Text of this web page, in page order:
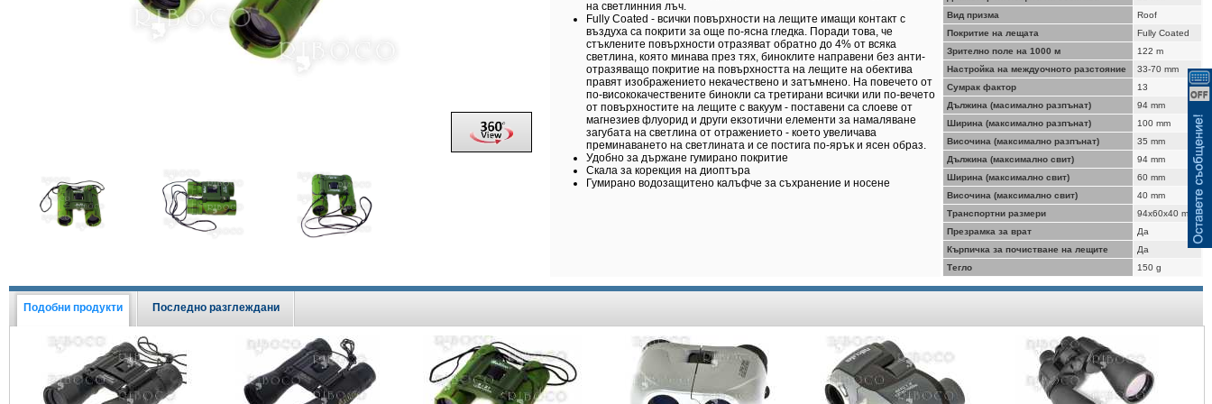
на светлинния лъч.
Fully Coated - всички повърхности на лещите имащи контакт с
въздуха са покрити за още по-ясна гледка. Поради това, че
стъклените повърхности отразяват обратно до 4% от всяка
светлина, която минава през тях, биноклите направени без анти-
отразяващо покритие на повърхността на лещите на обектива
правят изображението некачествено и затъмнено. На повечето от
по-висококачествените бинокли са третирани всички или по-вечето
от повърхностите на лещите с вакуум - поставени са слоеве от
магнезиев флуорид и други екзотични елементи за намаляване
загубата на светлина от отражението - което увеличава
преминаването на светлината и се постига по-ярък и ясен образ.
Удобно за държане гумирано покритие
Скала за корекция на диоптъра
Гумирано водозащитено калъфче за съхранение и носене
Вид призма
Roof
Покритие на лещата
Fully Coated
Зрително поле на 1000 м
122 m
Настройка на междуочното разстояние
33-70 mm
Сумрак фактор
13
Дължина (масимално разпънат)
94 mm
Ширина (максимално разпънат)
100 mm
Височина (максимално разпънат)
35 mm
Дължина (максимално свит)
94 mm
Ширина (максимално свит)
60 mm
Височина (максимално свит)
40 mm
Транспортни размери
94x60x40 mm
Презрамка за врат
Да
Кърпичка за почистване на лещите
Да
Тегло
150 g
Подобни продукти Последно разглеждани